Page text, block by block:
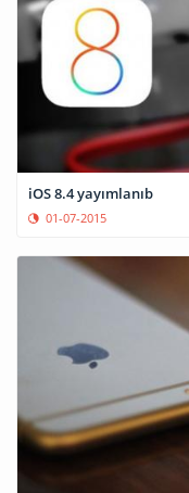
iOS 8.4 yayımlanıb
01-07-2015